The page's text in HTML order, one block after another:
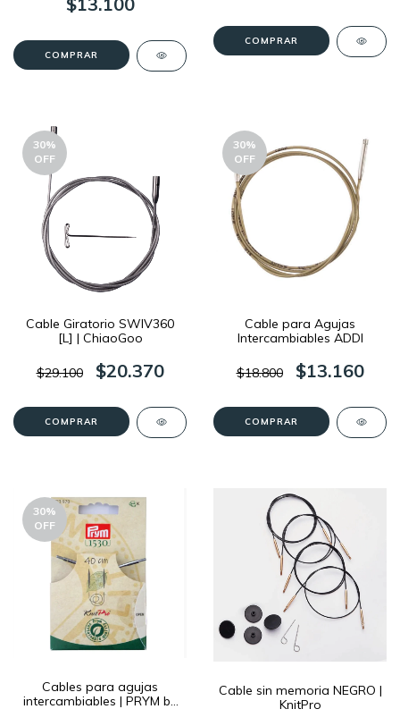
COMPRAR
COMPRAR
30%
OFF
Cable Giratorio SWIV360
[L] | ChiaoGoo
$29.100 $20.370
COMPRAR
30%
OFF
Cable para Agujas
Intercambiables ADDI
$18.800 $13.160
COMPRAR
30%
OFF
Cables para agujas
intercambiables | PRYM by
Cable sin memoria NEGRO |
KnitPro